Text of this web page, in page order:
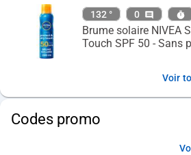
132 ° 0
Brume solaire NIVEA
Touch SPF 50 - Sans
Voir
Codes promo